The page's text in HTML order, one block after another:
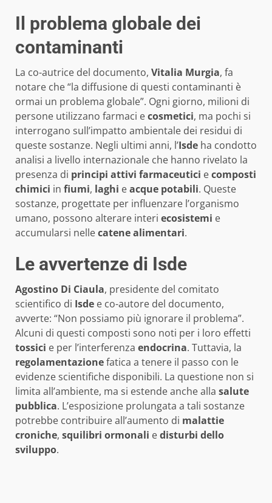
Il problema globale dei
contaminanti
La co-autrice del documento, Vitalia Murgia, fa
notare che “la diffusione di questi contaminanti è
ormai un problema globale”. Ogni giorno, milioni di
persone utilizzano farmaci ecosmetici, ma pochi si
interrogano sull’impatto ambientale dei residui di
queste sostanze. Negli ultimi anni, l’Isde ha condotto
analisi a livello internazionale che hanno rivelato la
presenza di principi attivi farmaceutici ecomposti
chimici in fiumi, laghi eacque potabili. Queste
sostanze, progettate per influenzare l’organismo
umano, possono alterare interi ecosistemi e
accumularsi nellecatene alimentari.
Le avvertenze di Isde
Agostino Di Ciaula, presidente del comitato
scientifico di Isde e co-autore del documento,
avverte: “Non possiamo più ignorare il problema”.
Alcuni di questi composti sono noti per i loro effetti
tossici e per l’interferenza endocrina. Tuttavia, la
regolamentazionefatica a tenere il passo con le
evidenze scientifiche disponibili. La questione non si
limita all’ambiente, ma si estende anche alla salute
pubblica. L’esposizione prolungata a tali sostanze
potrebbe contribuire all’aumento di malattie
croniche, squilibri ormonali edisturbi dello
sviluppo.